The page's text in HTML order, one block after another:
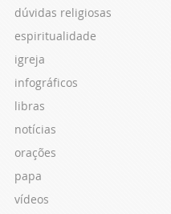
dúvidas religiosas
espiritualidade
igreja
infográficos
libras
notícias
orações
papa
vídeos